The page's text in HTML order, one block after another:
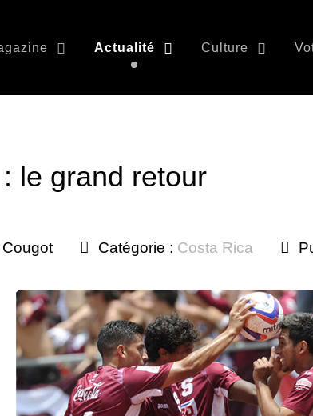
Actualité Culture
le grand retour
Catégorie : Costa Rica